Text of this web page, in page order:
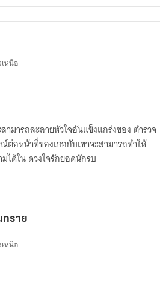
หนือ
มารถละลายหัวใจอันแข็งแกร่งของ ตำรวจ
อหน้าที่ของเธอกับเขาจะสามารถทำให้
ได้ใน ดวงใจรักยอดนักรบ
ทราย
หนือ